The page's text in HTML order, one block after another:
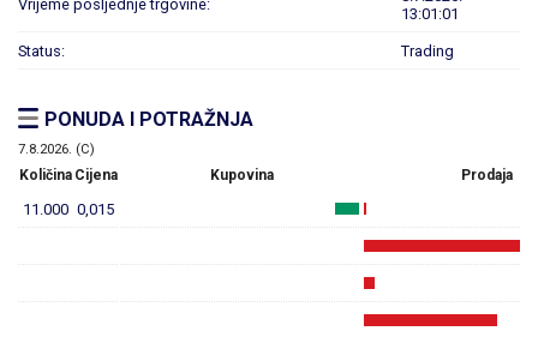
Vrijeme posljednje trgovine:
13:01:01
Status: Trading
PONUDA I POTRAŽNJA
7.8.2026. (C)
Količina Cijena Kupovina Prodaja
11.000 0,015